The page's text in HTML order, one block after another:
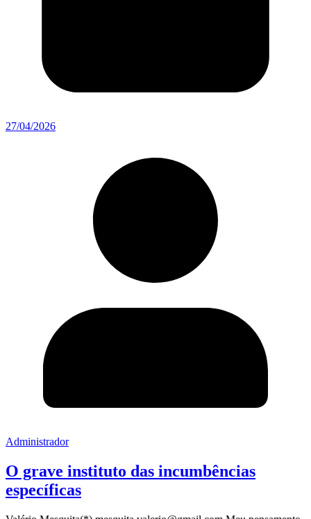
27/04/2026
Administrador
O grave instituto das incumbências
específicas